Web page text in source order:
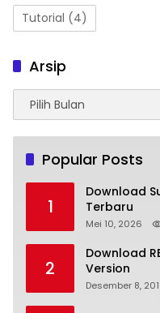
Tutorial (4)
Arsip
Arsip
Popular Posts
1
Download
Terbaru
Mei 10, 2026
2
Download
Version
Desember 8,